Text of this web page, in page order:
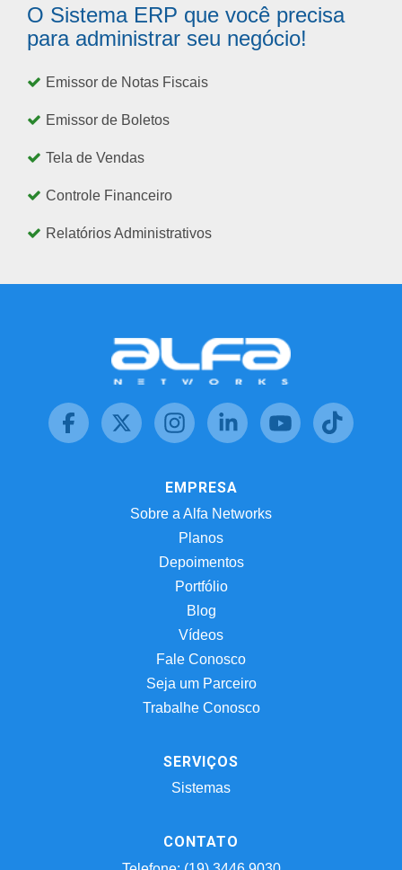
O Sistema ERP que você precisa
para administrar seu negócio!
Emissor de Notas Fiscais
Emissor de Boletos
Tela de Vendas
Controle Financeiro
Relatórios Administrativos
EMPRESA
Sobre a Alfa Networks
Planos
Depoimentos
Portfólio
Blog
Vídeos
Fale Conosco
Seja um Parceiro
Trabalhe Conosco
SERVIÇOS
Sistemas
CONTATO